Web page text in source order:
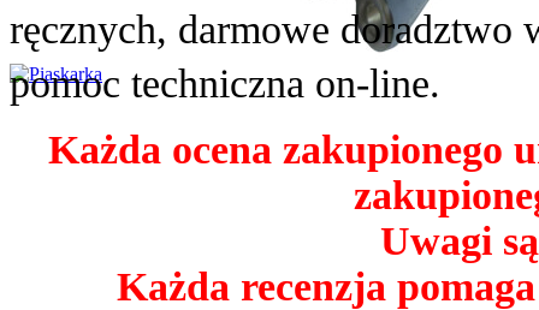
ręcznych, darmowe doradztwo
pomoc techniczna on-line.
Każda ocena zakupionego
Uwagi
Każda recenzja